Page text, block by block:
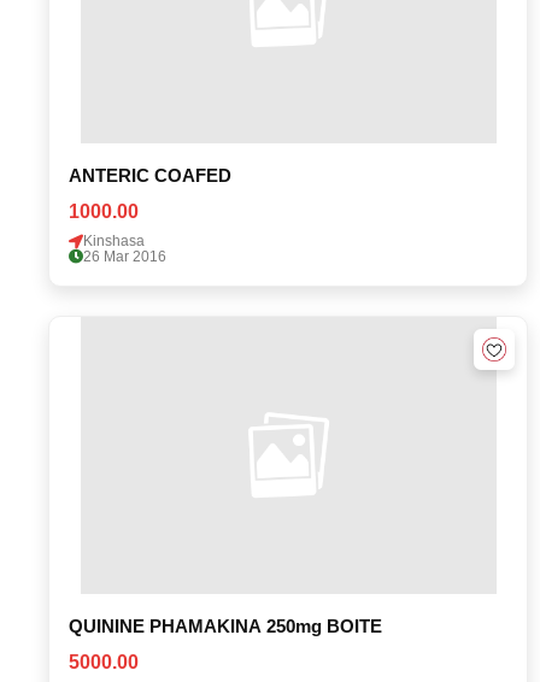
ANTERIC COAFED
1000.00
Kinshasa
26 Mar 2016
QUININE PHAMAKINA 250mg BOITE
5000.00